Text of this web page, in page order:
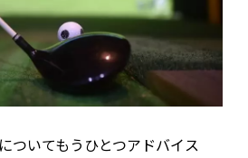
ついてもうひとつアドバイス